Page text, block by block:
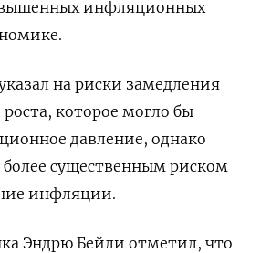
инфляционных
на риски замедления
которое ​могло бы
давление, однако
более существенным ​риском
инфляции.
Эндрю Бейли отметил, что